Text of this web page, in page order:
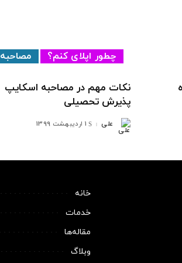
چطور اپلای کنم؟ مصاحبه
نکات مهم در مصاحبه اسکایپ
پذیرش تحصیلی
ارسال
شده
علی 1 اردیبهشت 1399
خانه
خدمات
مقاله‌ها
وبلاگ